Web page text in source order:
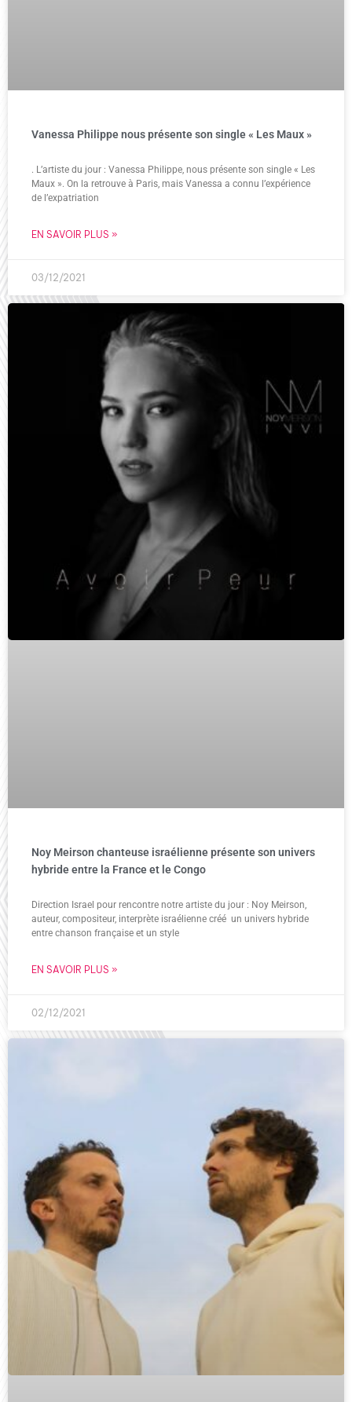
Vanessa Philippe nous présente son single « Les Maux »
. L’artiste du jour : Vanessa Philippe, nous présente son single « Les
Maux ». On la retrouve à Paris, mais Vanessa a connu l’expérience
de l’expatriation
EN SAVOIR PLUS »
03/12/2021
Noy Meirson chanteuse israélienne présente son univers
hybride entre la France et le Congo
Direction Israel pour rencontre notre artiste du jour : Noy Meirson,
auteur, compositeur, interprète israélienne créé un univers hybride
entre chanson française et un style
EN SAVOIR PLUS »
02/12/2021